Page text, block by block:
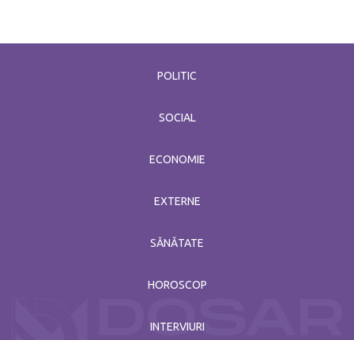
POLITIC
SOCIAL
ECONOMIE
EXTERNE
SĂNĂTATE
HOROSCOP
INTERVIURI